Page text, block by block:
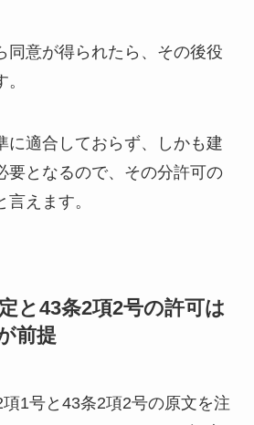
同意が得られたら、その後役
に適合しておらず、しかも建
要となるので、その分許可の
えます。
と43条2項2号の許可は
前提
1号と43条2項2号の原文を注